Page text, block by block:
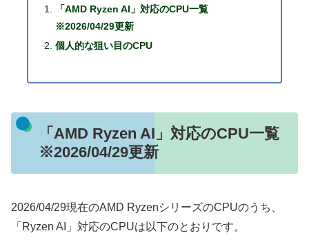
「AMD Ryzen AI」対応のCPU一覧
※2026/04/29更新
個人的な狙い目のCPU
「AMD Ryzen AI」対応のCPU一覧
※2026/04/29更新
2026/04/29現在のAMD RyzenシリーズのCPUのうち、
「Ryzen AI」対応のCPUは以下のとおりです。